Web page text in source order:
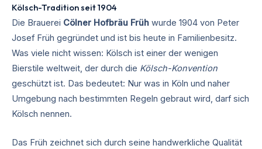
Kölsch-Tradition seit 1904
Die Brauerei Cölner Hofbräu Früh wurde 1904 von Peter
Josef Früh gegründet und ist bis heute in Familienbesitz.
Was viele nicht wissen: Kölsch ist einer der wenigen
Bierstile weltweit, der durch die Kölsch-Konvention
geschützt ist. Das bedeutet: Nur was in Köln und naher
Umgebung nach bestimmten Regeln gebraut wird, darf sich
Kölsch nennen.
Das Früh zeichnet sich durch seine handwerkliche Qualität